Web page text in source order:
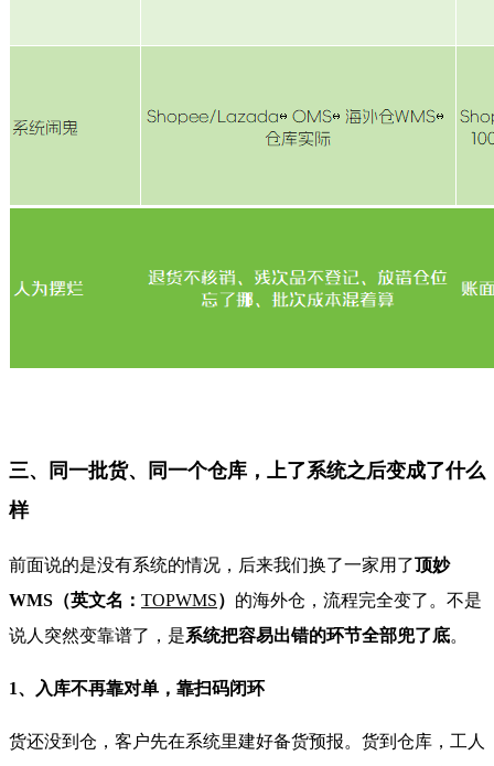
三、同一批货、同一个仓库，上了系统之后变成了什么
样
前面说的是没有系统的情况，后来我们换了一家用了顶妙
WMS（英文名： TOPWMS） 的海外仓，流程完全变了。不是
说人突然变靠谱了，是系统把容易出错的环节全部兜了底。
1、入库不再靠对单，靠扫码闭环
货还没到仓，客户先在系统里建好备货预报。货到仓库，工人